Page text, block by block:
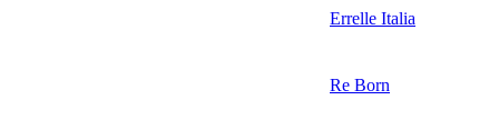
Errelle Italia
Re Born